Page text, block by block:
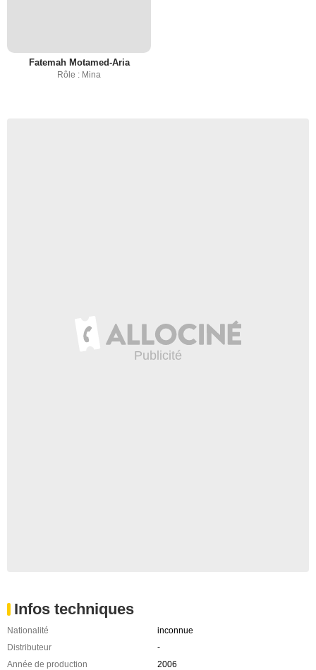
Fatemah Motamed-Aria
Rôle : Mina
Infos techniques
Nationalité
inconnue
Distributeur
-
Année de production
2006